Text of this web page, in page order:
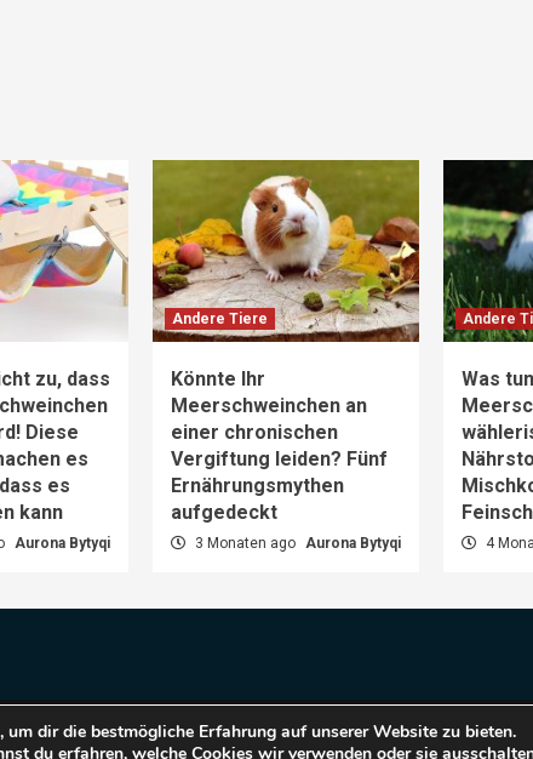
zu, dass
Diese
es
es
kann
Aurona Bytyqi
Andere Tiere
Könnte Ihr
Meerschweinchen an
einer chronischen
Vergiftung leiden? Fünf
Ernährungsmythen
aufgedeckt
3 Monaten ago Aurona Bytyqi
Andere
Was
4
© 2025 Haustiere Welt.|CoverNewsby AF
um dir die bestmögliche Erfahrung auf unserer Website zu bieten.
du erfahren, welche Cookies wir verwenden oder sie